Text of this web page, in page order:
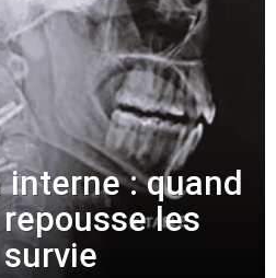
: quand
les